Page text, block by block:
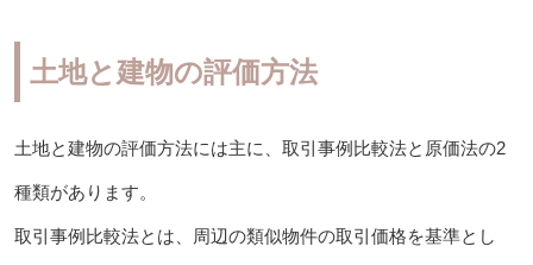
土地と建物の評価方法
土地と建物の評価方法には主に、取引事例比較法と原価法の2
種類があります。
取引事例比較法とは、周辺の類似物件の取引価格を基準とし